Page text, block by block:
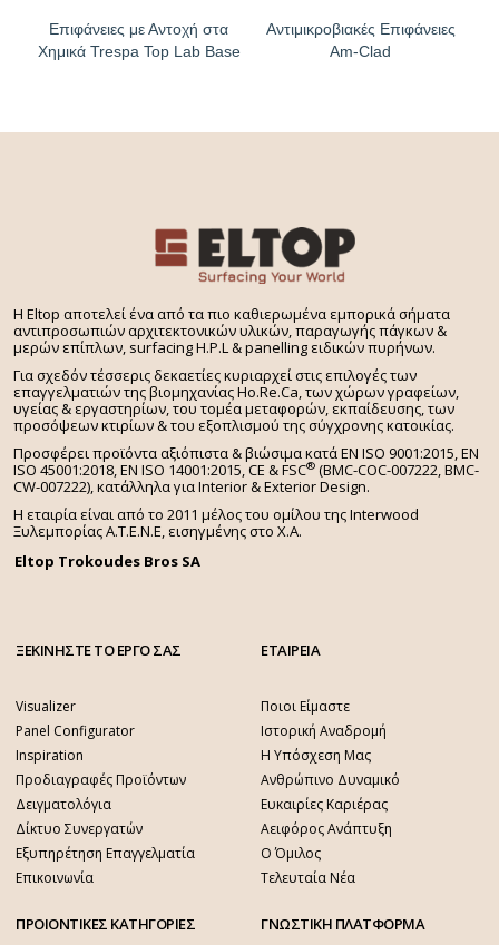
Επιφάνειες με Αντοχή στα
Χημικά Trespa Top Lab Base
Αντιμικροβιακές Επιφάνειες
Am-Clad
H Eltop αποτελεί ένα από τα πιο καθιερωμένα εμπορικά σήματα
αντιπροσωπιών αρχιτεκτονικών υλικών, παραγωγής πάγκων &
μερών επίπλων, surfacing H.P.L & panelling ειδικών πυρήνων.
Για σχεδόν τέσσερις δεκαετίες κυριαρχεί στις επιλογές των
επαγγελματιών της βιομηχανίας Ho.Re.Ca, των χώρων γραφείων,
υγείας & εργαστηρίων, του τομέα μεταφορών, εκπαίδευσης, των
προσόψεων κτιρίων & του εξοπλισμού της σύγχρονης κατοικίας.
Προσφέρει προϊόντα αξιόπιστα & βιώσιμα κατά EN ISO 9001:2015, EN
ISO 45001:2018, EN ISO 14001:2015,CE & FSC® (BMC-COC-007222, BMC-
CW-007222), κατάλληλα για Interior & Exterior Design.
Η εταιρία είναι από το 2011 μέλος του ομίλου της Interwood
Ξυλεμπορίας Α.Τ.Ε.Ν.Ε, εισηγμένης στο Χ.A.
Eltop Trokoudes Bros SA
ΞΕΚΙΝΗΣΤΕ ΤΟ ΕΡΓΟ ΣΑΣ
Visualizer
Panel Configurator
Inspiration
Προδιαγραφές Προϊόντων
Δειγματολόγια
Δίκτυο Συνεργατών
Εξυπηρέτηση Επαγγελματία
Επικοινωνία
ΕΤΑΙΡΕΙΑ
Ποιοι Είμαστε
Ιστορική Αναδρομή
Η Υπόσχεση Μας
Ανθρώπινο Δυναμικό
Ευκαιρίες Καριέρας
Αειφόρος Ανάπτυξη
Ο Όμιλος
Τελευταία Νέα
ΠΡΟΙΟΝΤΙΚΕΣ ΚΑΤΗΓΟΡΙΕΣ ΓΝΩΣΤΙΚΗ ΠΛΑΤΦΟΡΜΑ